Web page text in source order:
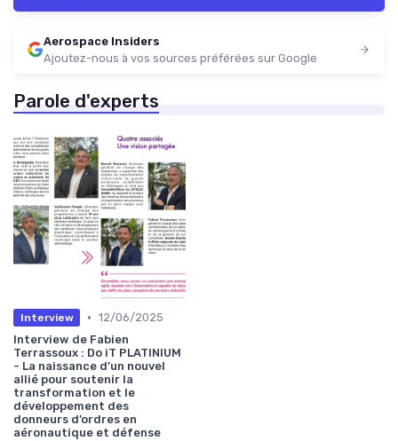
Aerospace Insiders
Ajoutez-nous à vos sources préférées sur Google
Parole d'experts
Interview • 12/06/2025
Interview de Fabien
Terrassoux : Do iT PLATINIUM
- La naissance d’un nouvel
allié pour soutenir la
transformation et le
développement des
donneurs d’ordres en
aéronautique et défense